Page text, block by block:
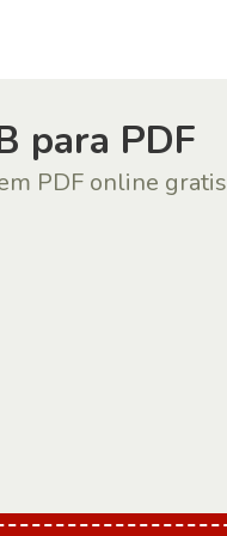
para PDF
PDF online gratis